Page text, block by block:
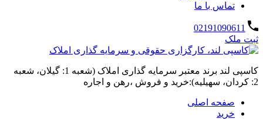
تماس با ما
02191090611
ثبت ملک
کاسپی لند برند معتبر سرمایه گذاری املاک (شعبه 1: گیلان، شعبه
2: کردان، سهیلیه):خرید و فروش ،رهن و اجاره
صفحه اصلی
خرید